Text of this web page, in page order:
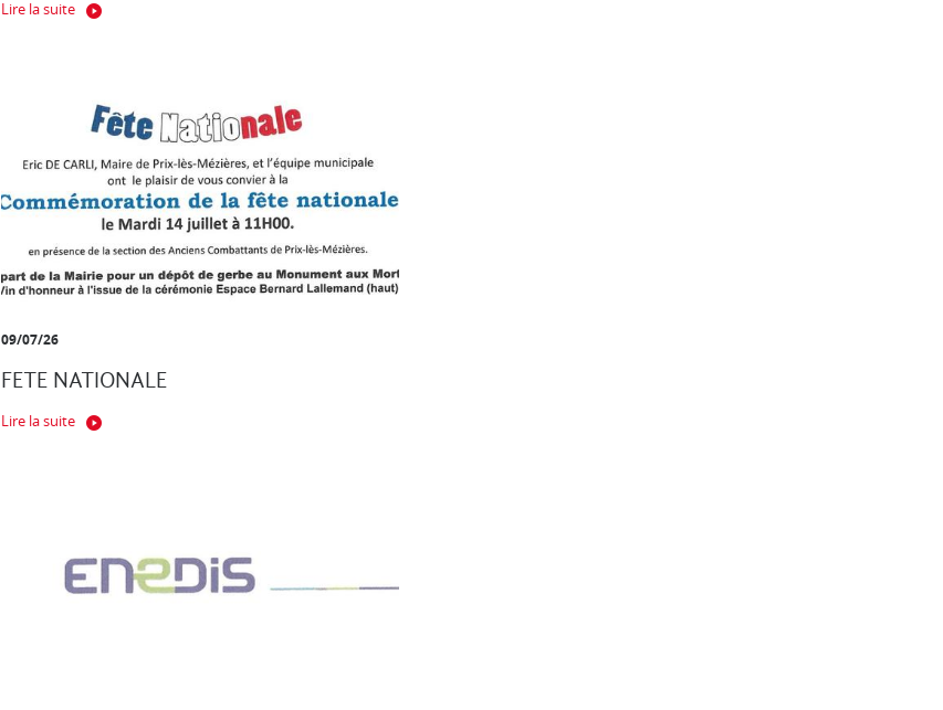
Lire la suite
09/07/26
FETE NATIONALE
Lire la suite